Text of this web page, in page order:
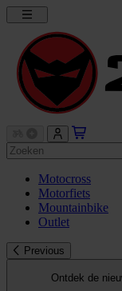
Motocross
Motorfiets
Mountainbike
Outlet
Previous
Ontdek de